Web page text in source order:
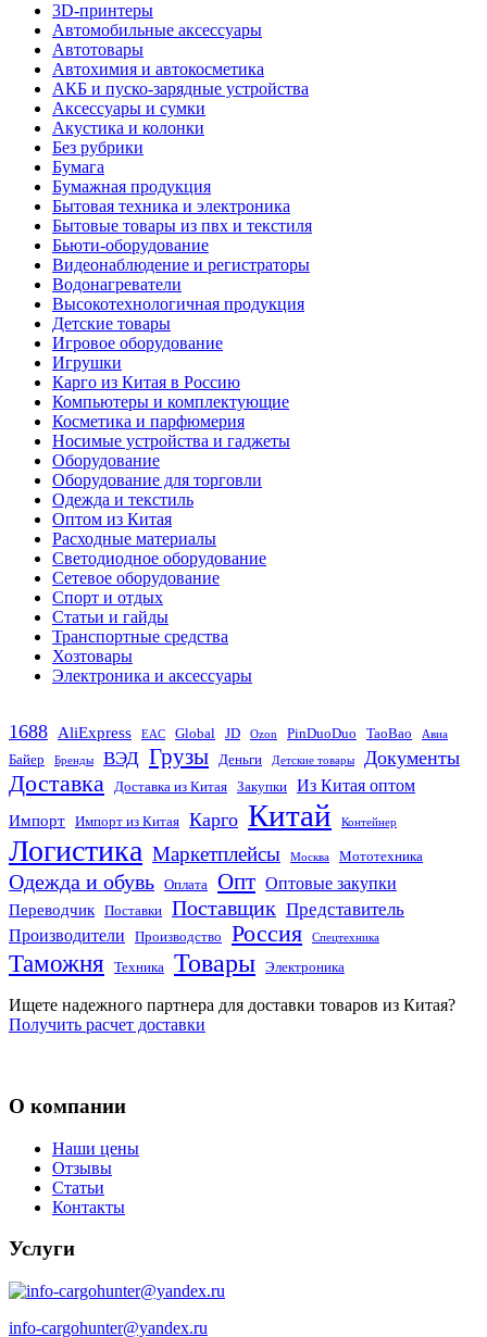
3D-принтеры
Автомобильные аксессуары
Автотовары
Автохимия и автокосметика
АКБ и пуско-зарядные устройства
Аксессуары и сумки
Акустика и колонки
Без рубрики
Бумага
Бумажная продукция
Бытовая техника и электроника
Бытовые товары из пвх и текстиля
Бьюти-оборудование
Видеонаблюдение и регистраторы
Водонагреватели
Высокотехнологичная продукция
Детские товары
Игровое оборудование
Игрушки
Карго из Китая в Россию
Компьютеры и комплектующие
Косметика и парфюмерия
Носимые устройства и гаджеты
Оборудование
Оборудование для торговли
Одежда и текстиль
Оптом из Китая
Расходные материалы
Светодиодное оборудование
Сетевое оборудование
Спорт и отдых
Статьи и гайды
Транспортные средства
Хозтовары
Электроника и аксессуары
1688 AliExpress EAC Global JD Ozon PinDuoDuo TaoBao Авиа
Байер Бренды ВЭД Грузы Деньги Детские товары Документы
Доставка Доставка из Китая Закупки Из Китая оптом
Импорт Импорт из Китая Карго Китай Контейнер
Логистика Маркетплейсы Москва Мототехника
Одежда и обувь Оплата Опт Оптовые закупки
Переводчик Поставки Поставщик Представитель
Производители Производство Россия Спецтехника
Таможня Техника Товары Электроника
Ищете надежного партнера для доставки товаров из Китая?
Получить расчет доставки
О компании
Наши цены
Отзывы
Статьи
Контакты
Услуги
info-cargohunter@yandex.ru